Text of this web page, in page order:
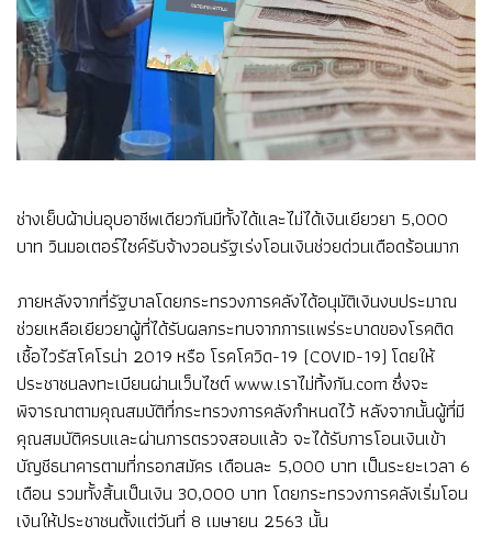
ช่างเย็บผ้าบ่นอุบอาชีพเดียวกันมีทั้งได้และไม่ได้เงินเยียวยา 5,000
บาท วินมอเตอร์ไซค์รับจ้างวอนรัฐเร่งโอนเงินช่วยด่วนเดือดร้อนมาก
ภายหลังจากที่รัฐบาลโดยกระทรวงการคลังได้อนุมัติเงินงบประมาณ
ช่วยเหลือเยียวยาผู้ที่ได้รับผลกระทบจากการแพร่ระบาดของโรคติด
เชื้อไวรัสโคโรน่า 2019 หรือ โรคโควิด-19 (COVID-19) โดยให้
ประชาชนลงทะเบียนผ่านเว็บไซต์ www.เราไม่ทิ้งกัน.com ซึ่งจะ
พิจารณาตามคุณสมบัติที่กระทรวงการคลังกำหนดไว้ หลังจากนั้นผู้ที่มี
คุณสมบัติครบและผ่านการตรวจสอบแล้ว จะได้รับการโอนเงินเข้า
บัญชีธนาคารตามที่กรอกสมัคร เดือนละ 5,000 บาท เป็นระยะเวลา 6
เดือน รวมทั้งสิ้นเป็นเงิน 30,000 บาท โดยกระทรวงการคลังเริ่มโอน
เงินให้ประชาชนตั้งแต่วันที่ 8 เมษายน 2563 นั้น